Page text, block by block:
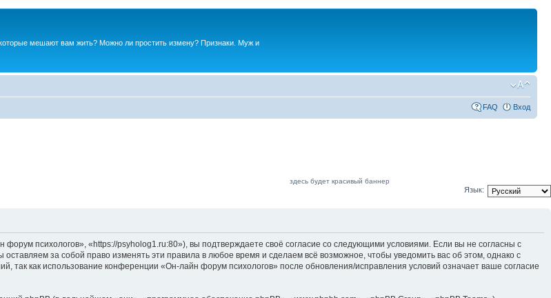
мешают вам жить? Можно ли простить измену? Признаки. Муж и
FAQ Вход
здесь будет красивый баннер
Язык:
психологов», «https://psyholog1.ru:80»), вы подтверждаете своё согласие со следующими условиями. Если вы не согласны с
за собой право изменять эти правила в любое время и сделаем всё возможное, чтобы уведомить вас об этом, однако с
так как использование конференции «Он-лайн форум психологов» после обновления/исправления условий означает ваше согласие